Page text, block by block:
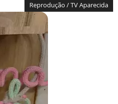
Reprodução / TV Aparecida